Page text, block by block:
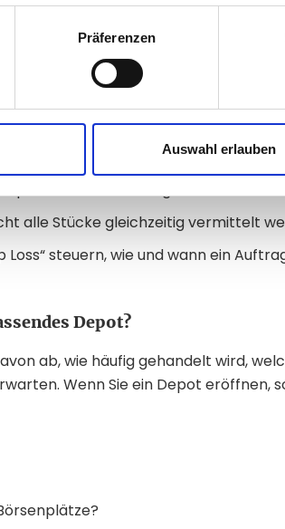
Präferenzen
Auswahl erlauben
Kurs ausgeführt wird. Unabhängig
Preisgrenze festgelegt, bei deren
An- und Verkaufspreis und wirkt
alle Stücke gleichzeitig vermittelt
Loss“ steuern, wie und wann ein
Depot?
ab, wie häufig gehandelt wird,
Wenn Sie ein Depot eröffnen,